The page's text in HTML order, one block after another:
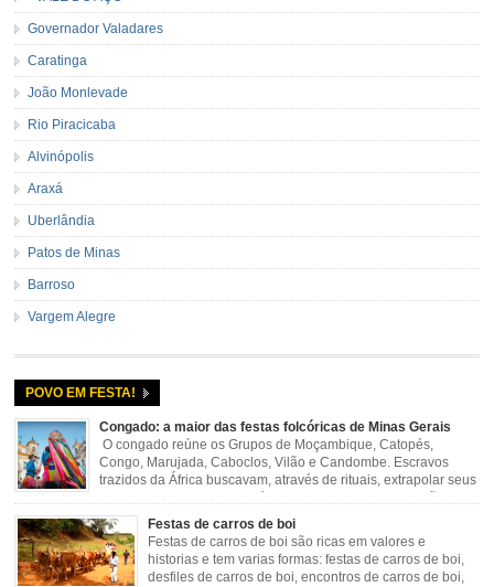
Governador Valadares
Caratinga
João Monlevade
Rio Piracicaba
Alvinópolis
Araxá
Uberlândia
Patos de Minas
Barroso
Vargem Alegre
POVO EM FESTA!
Congado: a maior das festas folcóricas de Minas Gerais
O congado reúne os Grupos de Moçambique, Catopés,
Congo, Marujada, Caboclos, Vilão e Candombe. Escravos
trazidos da África buscavam, através de rituais, extrapolar seus
sentimentos e culto a sua fé. O Congado nasceu da fusão
destes ritos com a religião católica, imposta aos negros pela Igreja, surgindo
novas histórias que envolviam, sobretudo, Nossa Senhora do […]
Festas de carros de boi
Festas de carros de boi são ricas em valores e
historias e tem varias formas: festas de carros de boi,
desfiles de carros de boi, encontros de carros de boi,